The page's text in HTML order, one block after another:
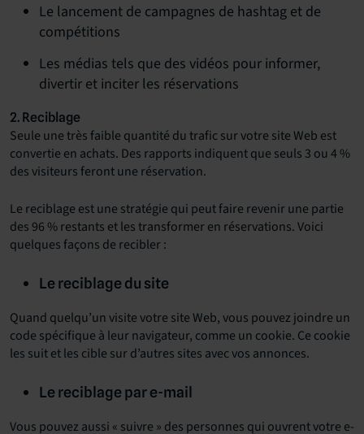
Le lancement de campagnes de hashtag et de
compétitions
Les médias tels que des vidéos pour informer,
divertir et inciter les réservations
2. Reciblage
Seule une très faible quantité du trafic sur votre site Web est
convertie en achats. Des rapports indiquent que seuls 3 ou 4 %
des visiteurs feront une réservation.
Le reciblage est une stratégie qui peut faire revenir une partie
des 96 % restants et les transformer en réservations. Voici
quelques façons de recibler :
Le reciblage du site
Quand quelqu’un visite votre site Web, vous pouvez joindre un
code spécifique à leur navigateur, comme un cookie. Ce cookie
les suit et les cible sur d’autres sites avec vos annonces.
Le reciblage par e-mail
Vous pouvez aussi « suivre » des personnes qui ouvrent votre e-